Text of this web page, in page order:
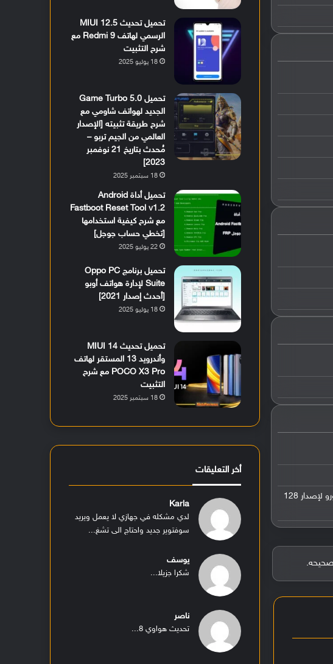
في السوق الهندي: 150 دولار أو 125 يورو لإصدار 64 جيجابايت مع 6 جيجابايت رام و170 دولار أو 142 يورو لإصدار 128
تحميل تحديث MIUI 12.5
الرسمي لهاتف Redmi 9 مع
شرح التثبيت
18 يوليو 2025
تحميل Game Turbo 5.0
الجديد لهواتف شاومي مع
شرح طريقة تثبيته [الإصدار
العالمي من الجيم تربو –
مُحدث بتاريخ 21 نوفمبر
2023]
18 سبتمبر 2025
تحميل أداة Android
Fastboot Reset Tool v1.2
مع شرح كيفية استخدامها
[تخطي حساب جوجل]
22 يوليو 2025
تحميل برنامج Oppo PC
Suite لإدارة هواتف أوبو
[أحدث إصدار 2021]
18 يوليو 2025
تحميل تحديث MIUI 14
وأندرويد 13 المستقر لهاتف
POCO X3 Pro مع شرح
التثبيت
18 سبتمبر 2025
أخر التعليقات
Karla
لدي مشكله في جهازي لا يعمل ويريد
سوفتوير جديد واحتاج الى تشغ...
يوسف
شكرا جزيلا...
ناصر
تحديث هواوي 8...